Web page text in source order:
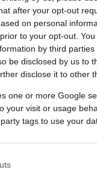
after your opt-out
on personal
to your opt-out.
by third parties
be disclosed by us to
disclose it to other
one or more Google
your visit or usage
tags to use your
Több
falra
Egy
becsüsi
dollárért
fehér
Cattelan